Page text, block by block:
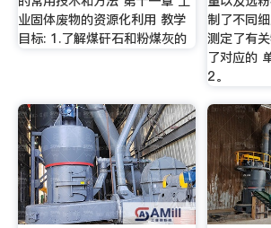
业固体废物的资源化利用 教学
目标: 1.了解煤矸石和粉煤灰的
制了不同
测定了有
了对应的
2。